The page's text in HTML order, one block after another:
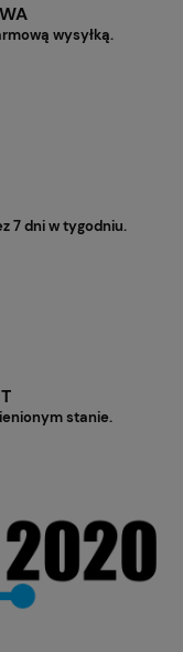
wysyłką.
7 dni w tygodniu.
stanie.